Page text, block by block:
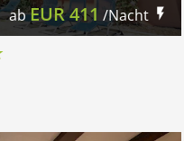
abEUR411 /Nacht